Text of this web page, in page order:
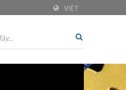
VIỆT